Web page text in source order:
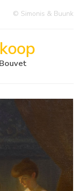
© Simonis & Buunk